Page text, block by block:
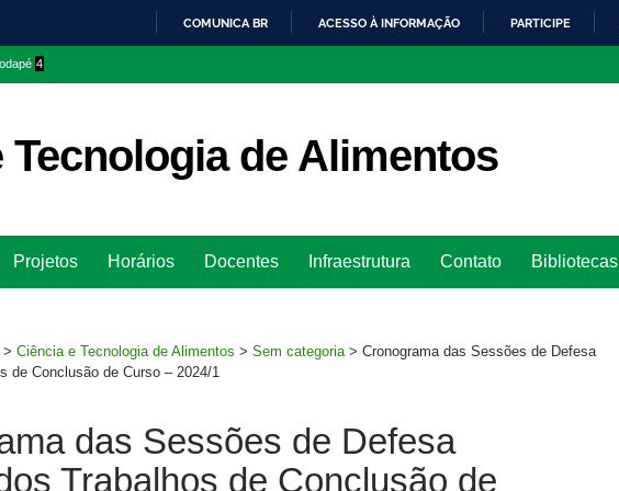
O
COMUNICA BR ACESSO À INFORMAÇÃO PARTICIPE
4
Tecnologia de Alimentos
para
Projetos Horários Docentes Infraestrutura Contato Bibliotecas
> Ciência e Tecnologia de Alimentos > Sem categoria > Cronograma das Sessões de Defesa
de Conclusão de Curso – 2024/1
das Sessões de Defesa
Trabalhos de Conclusão de